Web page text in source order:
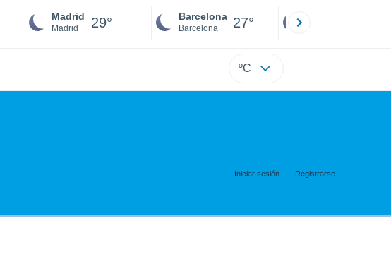
Madrid
Madrid 29° Barcelona
Barcelona 27°
ºC
Iniciar sesión Registrarse